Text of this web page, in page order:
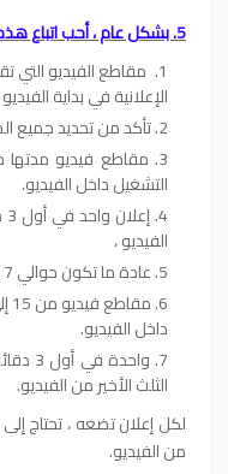
5. بشكل عام ، أحب اتباع هذه الإرشادات:
الإعلانية في بداية
تأكد من تحديد جميع
التشغيل داخل الفيديو.
الفيديو ،
عادة ما تكون حوالي 7 إلى 10 دقائق.
داخل الفيديو.
الثلث الأخير من الفيديو.
لكل إعلان تضعه ، تحتاج
من الفيديو.